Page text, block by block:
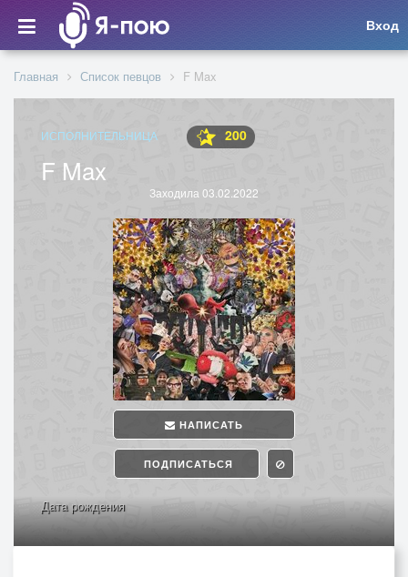
Вход
Главная Список певцов F Max
ИСПОЛНИТЕЛЬНИЦА 200
F Max
Заходила 03.02.2022
НАПИСАТЬ
ПОДПИСАТЬСЯ
Дата рождения